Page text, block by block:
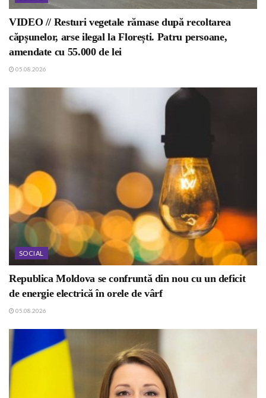
VIDEO // Resturi vegetale rămase după recoltarea
căpșunelor, arse ilegal la Florești. Patru persoane,
amendate cu 55.000 de lei
05.08.2026
SOCIAL
Republica Moldova se confruntă din nou cu un deficit
de energie electrică în orele de vârf
05.08.2026